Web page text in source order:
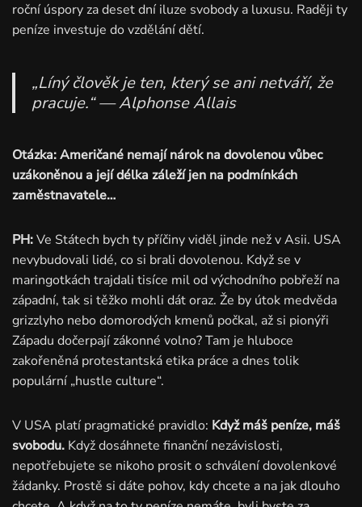
roční úspory za deset dní iluze svobody a luxusu. Raději ty
peníze investuje do vzdělání dětí.
„Líný člověk je ten, který se ani netváří, že
pracuje.“— Alphonse Allais
Otázka: Američané nemají nárok na dovolenou vůbec
uzákoněnou a její délka záleží jen na podmínkách
zaměstnavatele…
PH:Ve Státech bych ty příčiny viděl jinde než v Asii. USA
nevybudovali lidé, co si brali dovolenou. Když se v
maringotkách trajdali tisíce mil od východního pobřeží na
západní, tak si těžko mohli dát oraz. Že by útok medvěda
grizzlyho nebo domorodých kmenů počkal, až si pionýři
Západu dočerpají zákonné volno? Tam je hluboce
zakořeněná protestantská etika práce a dnes tolik
populární „hustle culture“.
V USA platí pragmatické pravidlo: Když máš peníze, máš
svobodu. Když dosáhnete finanční nezávislosti,
nepotřebujete se nikoho prosit o schválení dovolenkové
žádanky. Prostě si dáte pohov, kdy chcete a na jak dlouho